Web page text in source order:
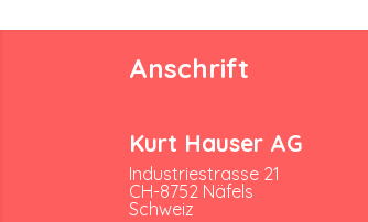
Anschrift
Kurt Hauser AG
Industriestrasse 21
CH-8752 Näfels
Schweiz